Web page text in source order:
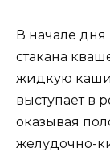
В начале дня
стакана
жидкую
выступает в
оказывая
желудочно-